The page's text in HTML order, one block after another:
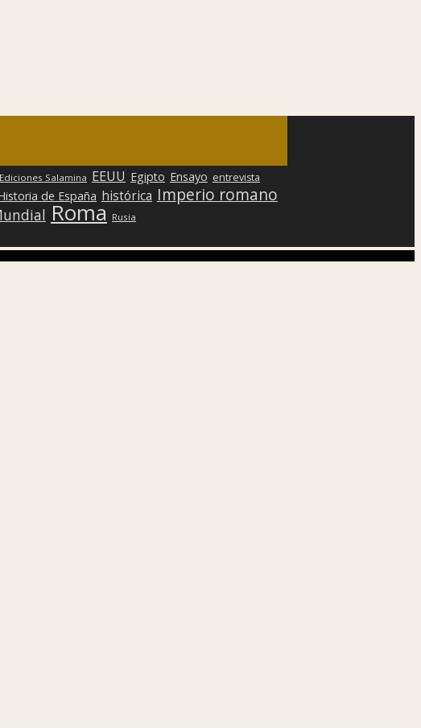
Ediciones Salamina EEUU Egipto Ensayo entrevista
de España histórica Imperio romano
Roma Rusia